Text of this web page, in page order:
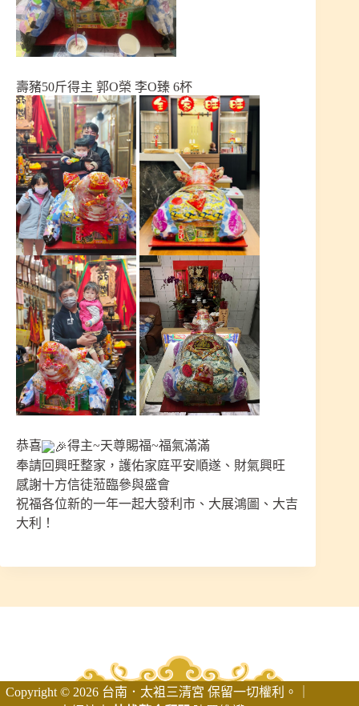
壽豬50斤得主 郭O榮 李O臻 6杯
恭喜
得主~天尊賜福~福氣滿滿
奉請回興旺整家，護佑家庭平安順遂、財氣興旺
感謝十方信徒蒞臨參與盛會
祝福各位新的一年一起大發利市、大展鴻圖、大吉
大利！
Copyright © 2026 台南．太袓三清宮 保留一切權利。｜